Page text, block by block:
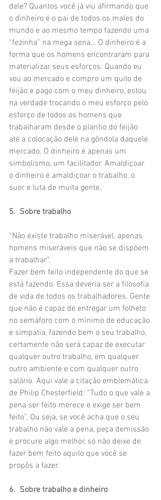
dele? Quantos você já viu afirmando que
o dinheiro é o pai de todos os males do
mundo e ao mesmo tempo fazendo uma
“fezinha” na mega sena… O dinheiro é a
forma que os homens encontraram para
materializar seus esforços. Quando eu
vou ao mercado e compro um quilo de
feijão e pago com o meu dinheiro, estou
na verdade trocando o meu esforço pelo
esforço de todos os homens que
trabalharam desde o plantio do feijão
até a colocação dele na gôndola daquele
mercado. O dinheiro é apenas um
simbolismo, um facilitador. Amaldiçoar
o dinheiro é amaldiçoar o trabalho, o
suor e luta de muita gente.
5.  Sobre trabalho
“Não existe trabalho miserável, apenas
homens miseráveis que não se dispõem
a trabalhar”.
Fazer bem feito independente do que se
está fazendo. Essa deveria ser a filosofia
de vida de todos os trabalhadores. Gente
que não é capaz de entregar um folheto
no semáforo com o mínimo de educação
e simpatia, fazendo bem o seu trabalho,
certamente não será capaz de executar
qualquer outro trabalho, em qualquer
outro ambiente e com qualquer outro
salário. Aqui vale a citação emblemática
de Philip Chesterfield: “Tudo o que vale a
pena ser feito merece e exige ser bem
feito”. Ou seja, se você acha que o seu
trabalho não vale a pena, peça demissão
e procure algo melhor, só não deixe de
fazer bem feito aquilo que você se
propôs a fazer.
6.  Sobre trabalho e dinheiro